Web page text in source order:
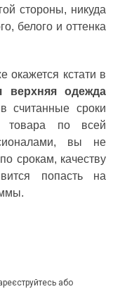
стороны, никуда
белого и оттенка
окажется кстати в
верхняя одежда
считанные сроки
товара по всей
вы не
срокам, качеству
попасть на
або